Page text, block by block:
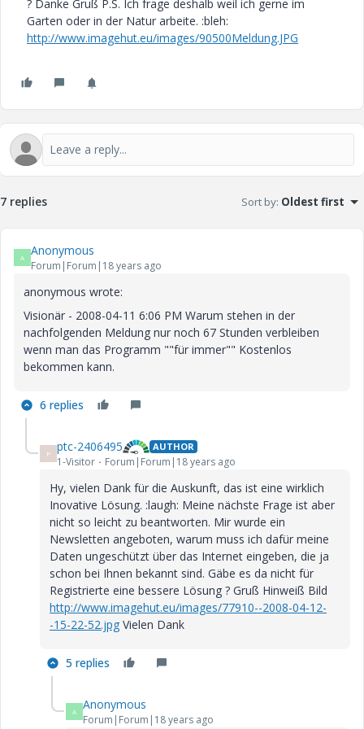
? Danke Gruß P.S. Ich frage deshalb weil ich gerne im
Garten oder in der Natur arbeite. :bleh:
http://www.imagehut.eu/images/90500Meldung.JPG
7 replies Sort by: Oldest first
A Anonymous
Forum|Forum|18 years ago
anonymous wrote:
Visionär - 2008-04-11 6:06 PM Warum stehen in der
nachfolgenden Meldung nur noch 67 Stunden verbleiben
wenn man das Programm ""für immer"" Kostenlos
bekommen kann.
6 replies
P ptc-2406495 AUTHOR
1-Visitor Forum|Forum|18 years ago
Hy, vielen Dank für die Auskunft, das ist eine wirklich
Inovative Lösung. :laugh: Meine nächste Frage ist aber
nicht so leicht zu beantworten. Mir wurde ein
Newsletten angeboten, warum muss ich dafür meine
Daten ungeschützt über das Internet eingeben, die ja
schon bei Ihnen bekannt sind. Gäbe es da nicht für
Registrierte eine bessere Lösung ? Gruß Hinweiß Bild
http://www.imagehut.eu/images/77910--2008-04-12-
-15-22-52.jpg Vielen Dank
5 replies
A Anonymous
Forum|Forum|18 years ago